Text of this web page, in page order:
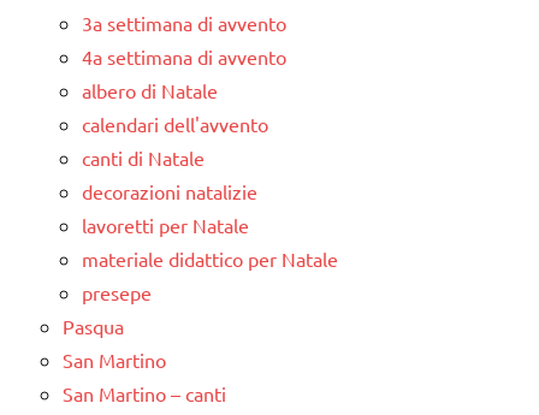
3a settimana di avvento
4a settimana di avvento
albero di Natale
calendari dell'avvento
canti di Natale
decorazioni natalizie
lavoretti per Natale
materiale didattico per Natale
presepe
Pasqua
San Martino
San Martino – canti